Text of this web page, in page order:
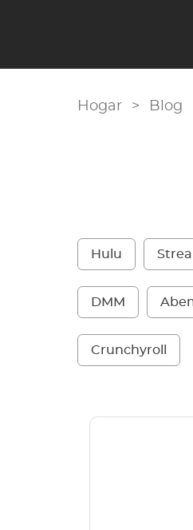
Hogar > Blog
Hulu
DMM
Crunchyroll